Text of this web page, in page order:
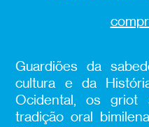
Guardiões da
cultura e da
Ocidental, os griot
tradição oral